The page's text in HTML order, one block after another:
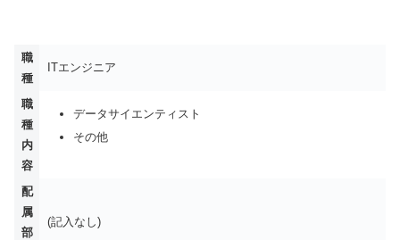
職
種
ITエンジニア
職
種
内
容
データサイエンティスト
その他
配
属
部
(記入なし)